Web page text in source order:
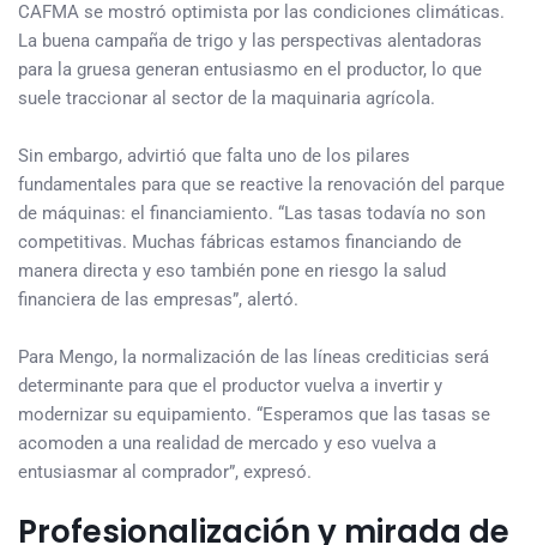
CAFMA se mostró optimista por las condiciones climáticas.
La buena campaña de trigo y las perspectivas alentadoras
para la gruesa generan entusiasmo en el productor, lo que
suele traccionar al sector de la maquinaria agrícola.
Sin embargo, advirtió que falta uno de los pilares
fundamentales para que se reactive la renovación del parque
de máquinas: el financiamiento. “Las tasas todavía no son
competitivas. Muchas fábricas estamos financiando de
manera directa y eso también pone en riesgo la salud
financiera de las empresas”, alertó.
Para Mengo, la normalización de las líneas crediticias será
determinante para que el productor vuelva a invertir y
modernizar su equipamiento. “Esperamos que las tasas se
acomoden a una realidad de mercado y eso vuelva a
entusiasmar al comprador”, expresó.
Profesionalización y mirada de